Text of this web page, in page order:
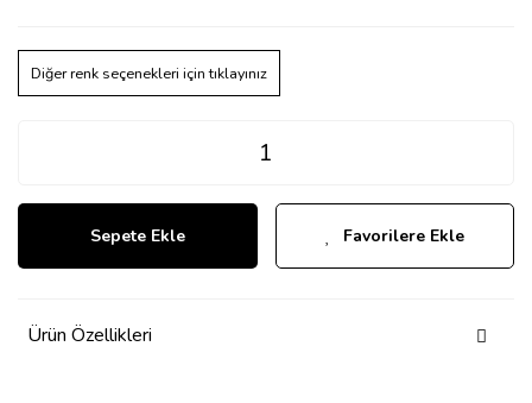
Diğer renk seçenekleri için tıklayınız
Sepete Ekle Favorilere Ekle
Ürün Özellikleri